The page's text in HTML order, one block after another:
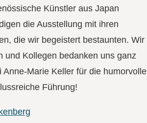
Künstler aus Japan
die Ausstellung mit ihren
die wir begeistert bestaunten. Wir
und Kollegen bedanken uns ganz
Anne-Marie Keller für die humorvolle
Führung!